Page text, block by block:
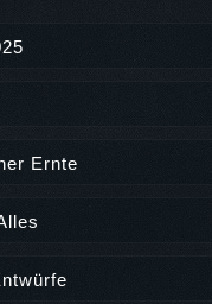
Ernte